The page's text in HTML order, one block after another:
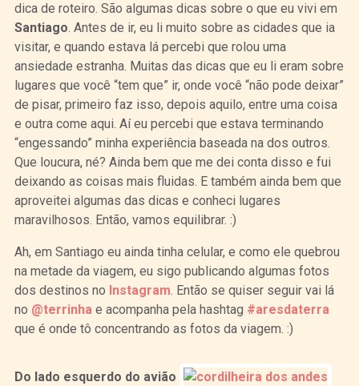
dica de roteiro. São algumas dicas sobre o que eu vivi em
Santiago. Antes de ir, eu li muito sobre as cidades que ia
visitar, e quando estava lá percebi que rolou uma
ansiedade estranha. Muitas das dicas que eu li eram sobre
lugares que você “tem que” ir, onde você “não pode deixar”
de pisar, primeiro faz isso, depois aquilo, entre uma coisa
e outra come aqui. Aí eu percebi que estava terminando
“engessando” minha experiência baseada na dos outros.
Que loucura, né? Ainda bem que me dei conta disso e fui
deixando as coisas mais fluidas. E também ainda bem que
aproveitei algumas das dicas e conheci lugares
maravilhosos. Então, vamos equilibrar. :)
Ah, em Santiago eu ainda tinha celular, e como ele quebrou
na metade da viagem, eu sigo publicando algumas fotos
dos destinos no Instagram. Então se quiser seguir vai lá
no @terrinha e acompanha pela hashtag #aresdaterra
que é onde tô concentrando as fotos da viagem. :)
Do lado esquerdo do avião